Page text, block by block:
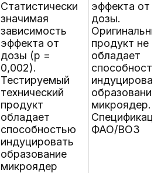
Статистически
значимая
зависимость
эффекта от
дозы (p =
0,002).
Тестируемый
технический
продукт
обладает
способностью
индуцировать
образование
микроядер
эффекта от
дозы.
продукт не
обладает
образование
микроядер.
ФАО/ВОЗ